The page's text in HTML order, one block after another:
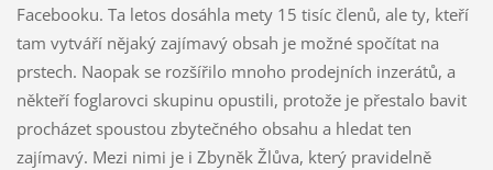
Facebooku. Ta letos dosáhla mety 15 tisíc členů, ale ty, kteří
tam vytváří nějaký zajímavý obsah je možné spočítat na
prstech. Naopak se rozšířilo mnoho prodejních inzerátů, a
někteří foglarovci skupinu opustili, protože je přestalo bavit
procházet spoustou zbytečného obsahu a hledat ten
zajímavý. Mezi nimi je i Zbyněk Žlůva, který pravidelně